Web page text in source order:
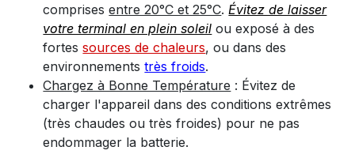
comprisesentre 20°C et 25°C.Évitez de laisser
votre terminal en plein soleil ou exposé à des
fortessources de chaleurs, ou dans des
environnementstrès froids.
Chargez à Bonne Température : Évitez de
charger l'appareil dans des conditions extrêmes
(très chaudes ou très froides) pour ne pas
endommager la batterie.